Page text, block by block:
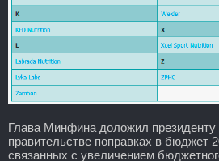
Глава Минфина доложил президенту
правительстве поправках в бюджет
связанных с увеличением